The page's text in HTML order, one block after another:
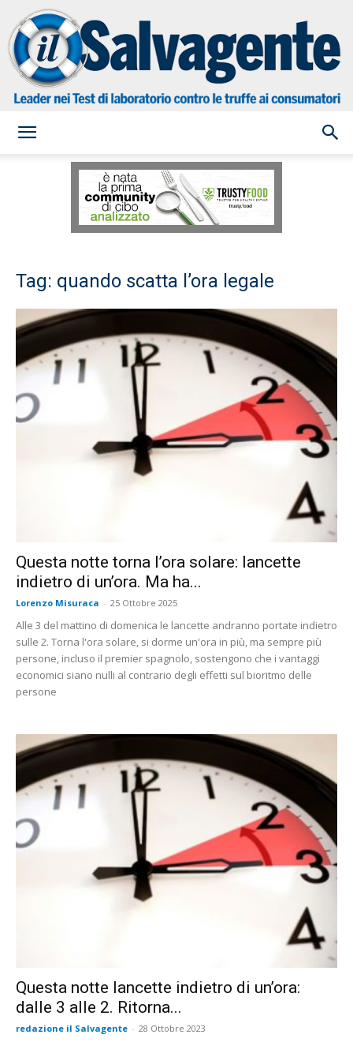
Salvagente
Tag: quando scatta l’ora legale
Questa notte torna l’ora solare: lancette
indietro di un’ora. Ma ha...
Lorenzo Misuraca - 25 Ottobre 2025
Alle 3 del mattino di domenica le lancette andranno portate indietro
sulle 2. Torna l'ora solare, si dorme un'ora in più, ma sempre più
persone, incluso il premier spagnolo, sostengono che i vantaggi
economici siano nulli al contrario degli effetti sul bioritmo delle
persone
Questa notte lancette indietro di un’ora:
dalle 3 alle 2. Ritorna...
redazione il Salvagente - 28 Ottobre 2023